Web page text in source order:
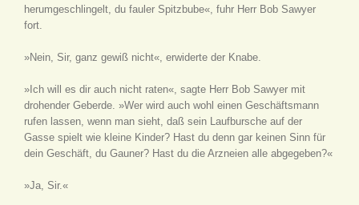
herumgeschlingelt, du fauler Spitzbube«, fuhr Herr Bob Sawyer
fort.
»Nein, Sir, ganz gewiß nicht«, erwiderte der Knabe.
»Ich will es dir auch nicht raten«, sagte Herr Bob Sawyer mit
drohender Geberde. »Wer wird auch wohl einen Geschäftsmann
rufen lassen, wenn man sieht, daß sein Laufbursche auf der
Gasse spielt wie kleine Kinder? Hast du denn gar keinen Sinn für
dein Geschäft, du Gauner? Hast du die Arzneien alle abgegeben?«
»Ja, Sir.«